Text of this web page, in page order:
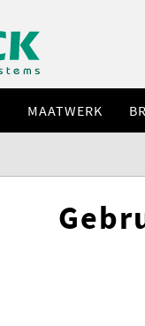
MAATWERK